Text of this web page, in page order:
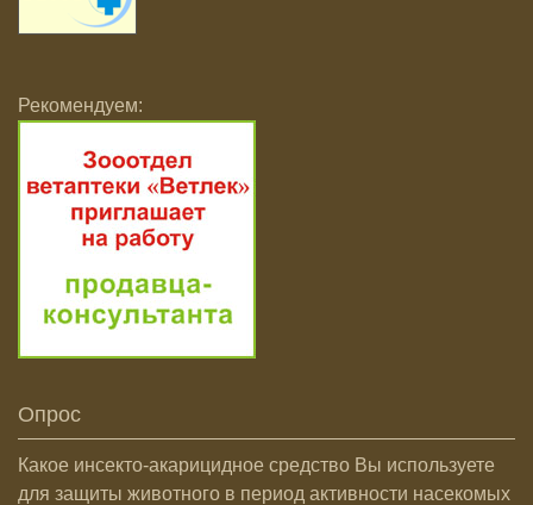
Рекомендуем:
Опрос
Какое инсекто-акарицидное средство Вы используете
для защиты животного в период активности насекомых